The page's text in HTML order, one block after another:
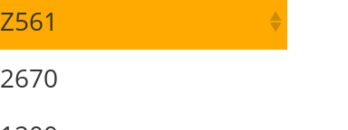
Z561
2670